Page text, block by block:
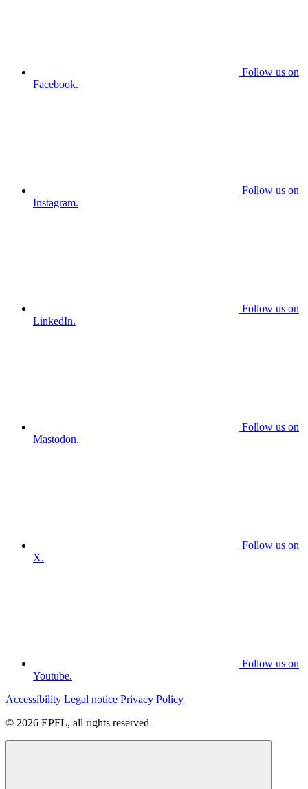
Follow us on
Facebook.
Follow us on
Instagram.
Follow us on
LinkedIn.
Follow us on
Mastodon.
Follow us on
X.
Follow us on
Youtube.
Accessibility Legal notice Privacy Policy
© 2026 EPFL, all rights reserved